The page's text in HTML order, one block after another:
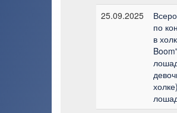
25.09.2025
по
в